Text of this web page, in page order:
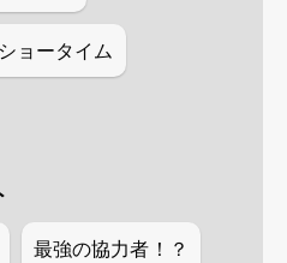
ョータイム
最強の協力者！？